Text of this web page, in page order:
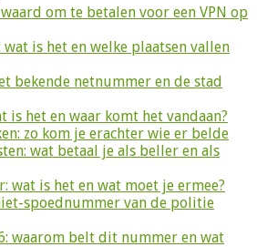
om te betalen voor een VPN op
is het en welke plaatsen vallen
bekende netnummer en de stad
is het en waar komt het vandaan?
zo kom je erachter wie er belde
wat betaal je als beller en als
wat is het en wat moet je ermee?
spoednummer van de politie
waarom belt dit nummer en wat